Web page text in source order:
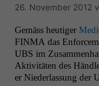
26. November 2012
Gemäss heutiger
FINMA das
UBS im
Aktiv­itäten des
er Nieder­las­sung der